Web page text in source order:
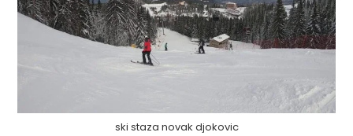
ski staza novak djokovic